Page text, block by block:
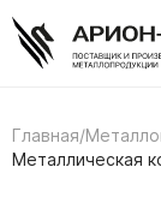
Главная/
Металлическая